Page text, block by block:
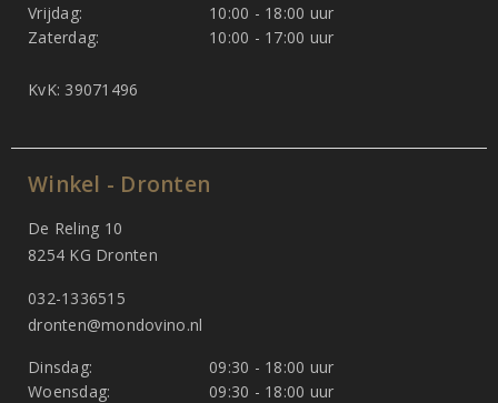
Vrijdag:
10:00 - 18:00 uur
Zaterdag:
10:00 - 17:00 uur
KvK: 39071496
Winkel - Dronten
De Reling 10
8254 KG Dronten
032-1336515
dronten@mondovino.nl
Dinsdag:
09:30 - 18:00 uur
Woensdag:
09:30 - 18:00 uur